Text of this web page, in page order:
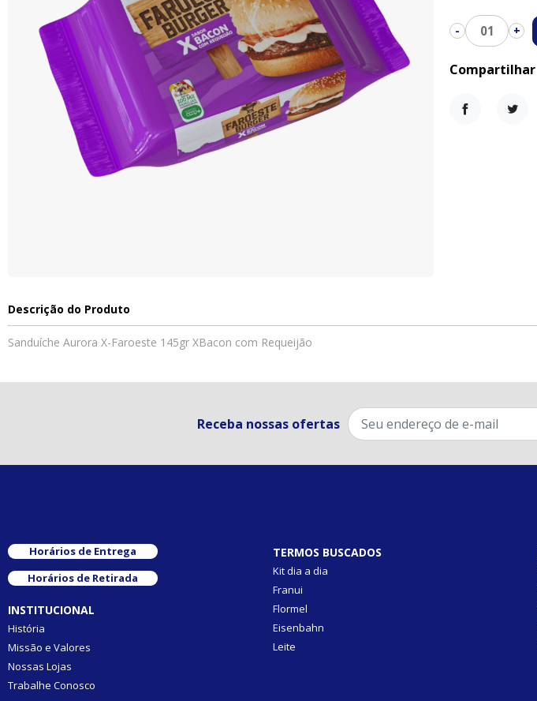
- 01 +
Compartilhar
Descrição do Produto
Sanduíche Aurora X-Faroeste 145gr XBacon com Requeijão
Receba nossas ofertas
Horários de Entrega
Horários de Retirada
INSTITUCIONAL
História
Missão e Valores
Nossas Lojas
Trabalhe Conosco
TERMOS BUSCADOS
Kit dia a dia
Franui
Flormel
Eisenbahn
Leite